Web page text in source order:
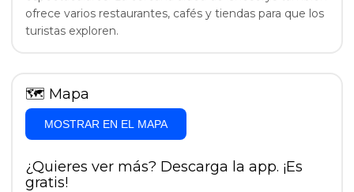
ofrece varios restaurantes, cafés y tiendas para que los
turistas exploren.
🗺 Mapa
MOSTRAR EN EL MAPA
¿Quieres ver más? Descarga la app. ¡Es
gratis!